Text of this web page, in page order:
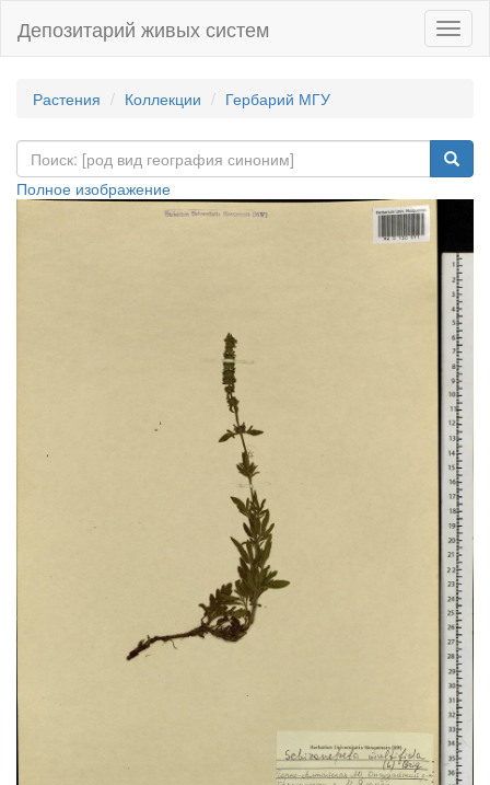
Депозитарий живых систем
Растения Коллекции Гербарий МГУ
Полное изображение